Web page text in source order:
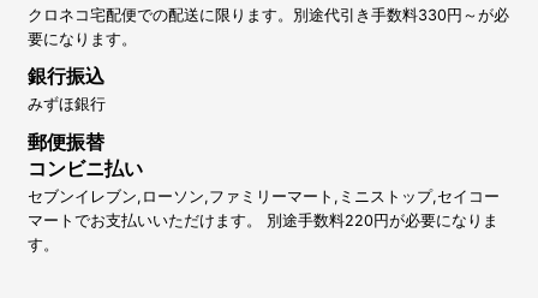
クロネコ宅配便での配送に限ります。別途代引き手数料330円～が必
要になります。
銀行振込
みずほ銀行
郵便振替
コンビニ払い
セブンイレブン,ローソン,ファミリーマート,ミニストップ,セイコー
マートでお支払いいただけます。 別途手数料220円が必要になりま
す。